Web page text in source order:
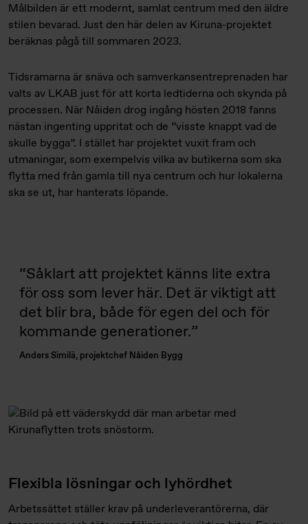
Målbilden är ett modernt, samlat centrum med den äldre
stilen bevarad. Just den här delen av Kiruna-projektet
beräknas pågå till sommaren 2023.
Tidsramarna är snäva och samverkansentreprenaden har
valts av LKAB just för att korta ledtiderna och skynda på
processen. När Nåiden drog ingång hösten 2018 fanns
nästan ingenting uppritat och de ”visste knappt vad de
skulle bygga”. I stället har projektet vuxit fram och
utmaningar, som exempelvis vilka av butikerna som ska
flytta med från gamla till nya centrum och hur lokalerna
ska se ut, har hanterats löpande.
Såklart att projektet känns lite extra
för oss som lever här. Det är viktigt att
det blir bra, både för egen del och för
kommande generationer.
Anders Similä, projektchef Nåiden Bygg
Flexibla lösningar och lyhördhet
Arbetssättet ställer krav på underleverantörerna, där